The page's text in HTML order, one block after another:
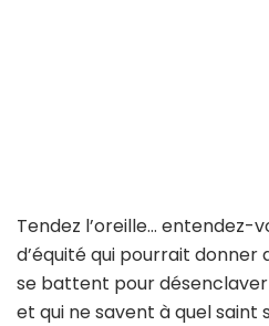
Tendez l’oreille… entendez-
d’équité qui pourrait donner
se battent pour désenclaver
et qui ne savent à quel saint